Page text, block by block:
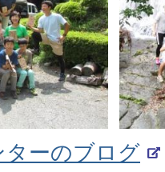
ーのブログ